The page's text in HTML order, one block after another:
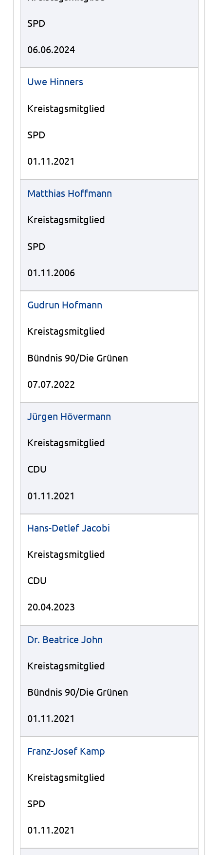
SPD
06.06.2024
Uwe Hinners
Kreistagsmitglied
SPD
01.11.2021
Matthias Hoffmann
Kreistagsmitglied
SPD
01.11.2006
Gudrun Hofmann
Kreistagsmitglied
Bündnis 90/Die Grünen
07.07.2022
Jürgen Hövermann
Kreistagsmitglied
CDU
01.11.2021
Hans-Detlef Jacobi
Kreistagsmitglied
CDU
20.04.2023
Dr. Beatrice John
Kreistagsmitglied
Bündnis 90/Die Grünen
01.11.2021
Franz-Josef Kamp
Kreistagsmitglied
SPD
01.11.2021